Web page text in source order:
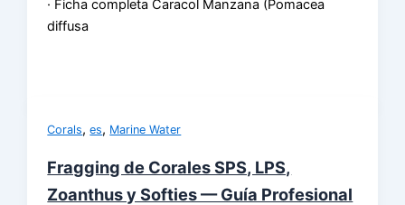
· Ficha completa Caracol Manzana (Pomacea
diffusa
Corals,es, Marine Water
Fragging de Corales SPS, LPS,
Zoanthus y Softies — Guía Profesional